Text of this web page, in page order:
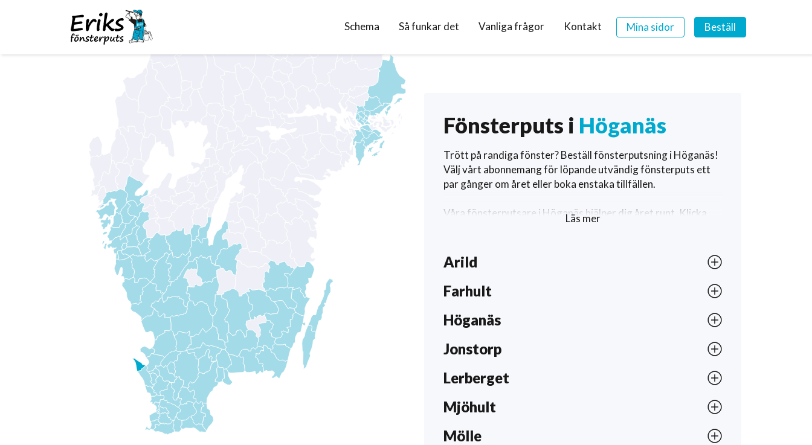
Schema Så funkar det Vanliga frågor Kontakt Mina sidor Beställ
Fönsterputs i Höganäs
Trött på randiga fönster? Beställ fönsterputsning i Höganäs!
Välj vårt abonnemang för löpande utvändig fönsterputs ett
par gånger om året eller boka enstaka tillfällen.
Våra fönsterputsare i Höganäs hjälper dig året runt. Klicka
Höganäs kommun ligger i nordvästra Skåne och det var här
Eriks fönsterputs resa började år 1997 och huvudkontoret
ligger än idag kvar i trevliga och turistvänliga Höganäs.
Läs mer
Arild
Farhult
Höganäs
Jonstorp
Lerberget
Mjöhult
Mölle